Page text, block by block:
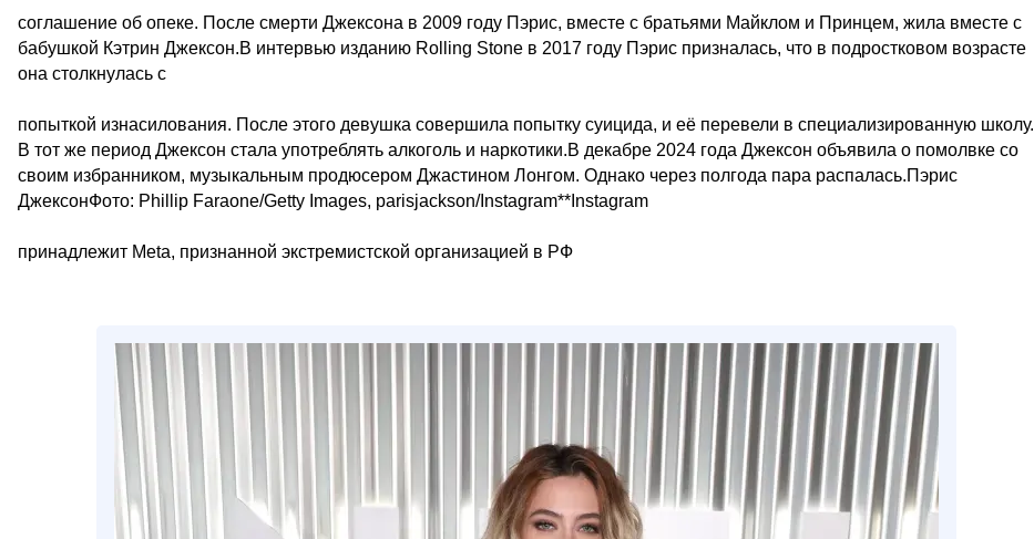
соглашение об опеке. После смерти Джексона в 2009 году Пэрис, вместе с братьями Майклом и Принцем, жила вместе с
бабушкой Кэтрин Джексон.В интервью изданию Rolling Stone в 2017 году Пэрис призналась, что в подростковом возрасте
она столкнулась с
попыткой изнасилования. После этого девушка совершила попытку суицида, и её перевели в специализированную школу.
В тот же период Джексон стала употреблять алкоголь и наркотики.В декабре 2024 года Джексон объявила о помолвке со
своим избранником, музыкальным продюсером Джастином Лонгом. Однако через полгода пара распалась.Пэрис
ДжексонФото: Phillip Faraone/Getty Images, parisjackson/Instagram**Instagram
принадлежит Meta, признанной экстремистской организацией в РФ